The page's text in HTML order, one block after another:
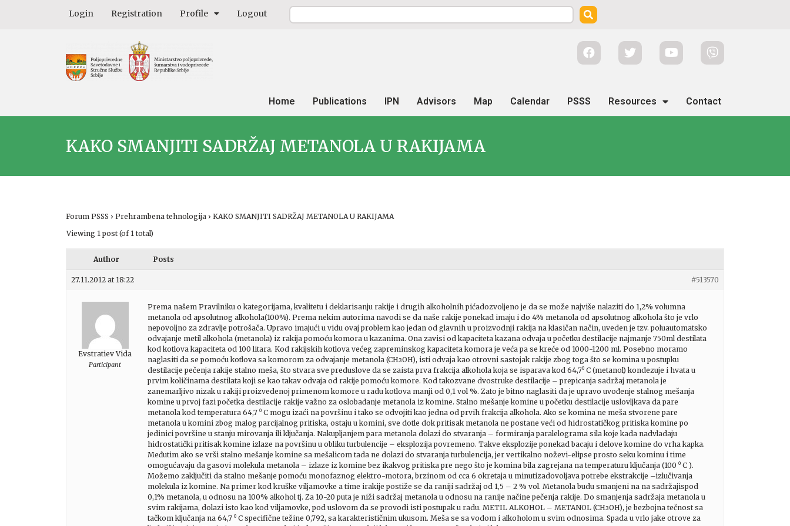
Login Registration Profile Logout
Home Publications IPN Advisors Map Calendar PSSS Resources Contact
KAKO SMANJITI SADRŽAJ METANOLA U RAKIJAMA
Forum PSSS › Prehrambena tehnologija › KAKO SMANJITI SADRŽAJ METANOLA U RAKIJAMA
Viewing 1 post (of 1 total)
Author Posts
27.11.2012 at 18:22 #513570
Evstratiev Vida
Participant
Prema našem Pravilniku o kategorijama, kvalitetu i deklarisanju rakije i drugih alkoholnih pićadozvoljeno je da se može najviše nalaziti do 1,2% volumna
metanola od apsolutnog alkohola(100%). Prema nekim autorima navodi se da naše rakije ponekad imaju i do 4% metanola od apsolutnog alkohola što je vrlo
nepovoljno za zdravlje potrošača. Upravo imajući u vidu ovaj problem kao jedan od glavnih u proizvodnji rakija na klasičan način, uveden je tzv. poluautomatsko
odvajanje metil alkohola (metanola) iz rakija pomoću komora u kazanima. Ona zavisi od kapaciteta kazana odvaja u početku destilacije najmanje 750ml destilata
kod kotlova kapaciteta od 100 litara. Kod rakijskih kotlova većeg zapreminskog kapaciteta komora je veća pa se kreće od 1000-1200 ml. Posebno moramo
naglasiti da se pomoću kotlova sa komorom za odvajanje metanola (CHᴈOH), isti odvaja kao otrovni sastojak rakije zbog toga što se komina u postupku
destilacije pečenja rakije stalno meša, što stvara sve preduslove da se zaista prva frakcija alkohola koja se isparava kod 64,7⁰ C (metanol) kondezuje i hvata u
prvim količinama destilata koji se kao takav odvaja od rakije pomoću komore. Kod takozvane dvostruke destilacije – prepicanja sadržaj metanola je
zanemarljivo nizak u rakiji proizvedenoj primenom komore u radu kotlova manji od 0,1 vol %. Zato je bitno naglasiti da je upravo uvođenje stalnog mešanja
komine u prvoj fazi početka destilacije rakije važno za oslobađanje metanola iz komine. Stalno mešanje komine u početku destilacije uslovljkava da pare
metanola kod temperatura 64,7 ⁰ C mogu izaći na površinu i tako se odvojiti kao jedna od prvih frakcija alkohola. Ako se komina ne meša stvorene pare
metanola u komini zbog malog parcijalnog pritiska, ostaju u komini, sve dotle dok pritisak metanola ne postane veći od hidrostatičkog pritiska komine po
jedinici površine u stanju mirovanja ili ključanja. Nakupljanjem para metanola dolazi do stvaranja – formiranja paralelograma sila koje kada nadvladaju
hidrostatički pritisak komine izlaze na površinu u obliku turbulencije – eksplozija povremeno. Takve eksplozije ponekad bacaju i delove komine do vrha kapka.
Međutim ako se vrši stalno mešanje komine sa mešalicom tada ne dolazi do stvaranja turbulencija, jer vertikalno noževi-elipse prosto seku kominu i time
omogućavaju da gasovi molekula metanola – izlaze iz komine bez ikakvog pritiska pre nego što je komina bila zagrejana na temperaturu ključanja (100 ⁰ C ).
Možemo zaključiti da stalno mešanje pomoću monofaznog elektro-motora, brzinom od cca 6 okretaja u minutizadovoljava potrebe ekstrakcije –izlučivanja
molekula iz komine. Na primer kod kruške viljamovke a time irakije postiže se da raniji sadržaj od 1,5 – 2 % vol. Metanola budu smanjeni na na sadržajispod
0,1% metanola, u odnosu na 100% alkohol tj. Za 10-20 puta je niži sadržaj metanola u odnosu na ranije načine pečenja rakije. Do smanjenja sadržaja metanola u
svim rakijama, dolazi isto kao kod viljamovke, pod uslovom da se provodi isti postupak u radu. METIL ALKOHOL – METANOL (CHᴈOH), je bezbojna tečnost sa
tačkom ključanja na 64,7 ⁰ C specifične težine 0,792, sa karakterističnim ukusom. Meša se sa vodom i alkoholom u svim odnosima. Spada u vrlo jake otrove za